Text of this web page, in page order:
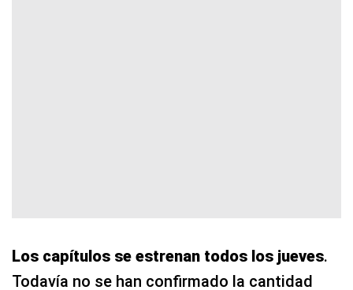
Los capítulos se estrenan todos los jueves.
Todavía no se han confirmado la cantidad